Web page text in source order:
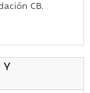
CB.
Y